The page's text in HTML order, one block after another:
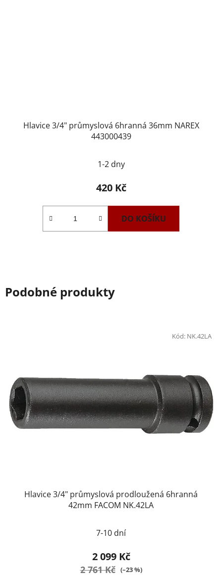
Hlavice 3/4" průmyslová 6hranná 36mm NAREX
443000439
1-2 dny
420 Kč
DO KOŠÍKU
Podobné produkty
Hlavice 3/4" průmyslová prodloužená 6hranná
42mm FACOM NK.42LA
7-10 dní
2 099 Kč
2 761 Kč (–23 %)
Kód: NK.42LA